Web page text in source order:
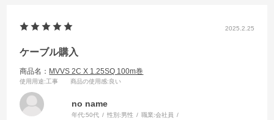
2025.2.25
ケーブル購入
商品名： MVVS 2C X 1.25SQ 100m巻
使用用途:工事 商品の使用感:良い
no name
年代:50代 性別:男性 職業:会社員